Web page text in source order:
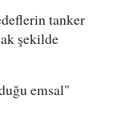
tanker
şekilde
emsal"